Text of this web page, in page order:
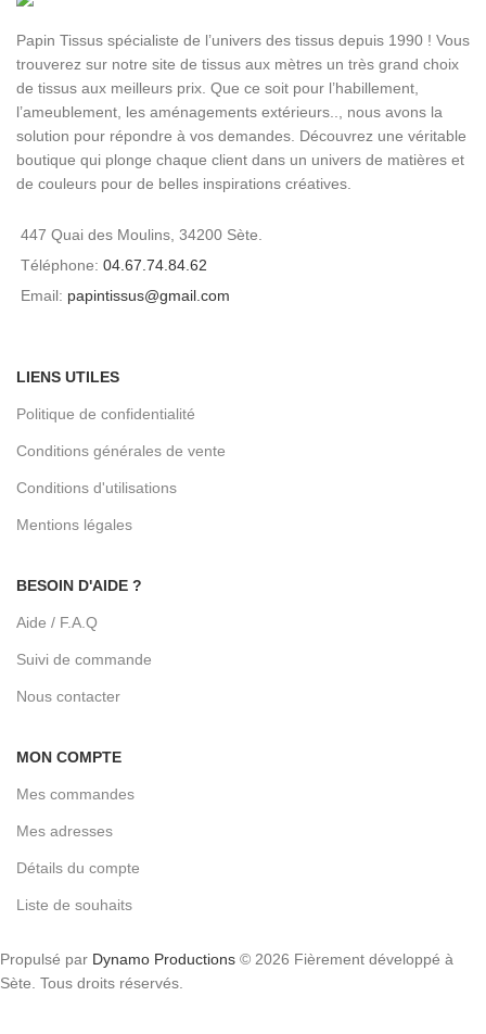
Papin Tissus spécialiste de l’univers des tissus depuis 1990 ! Vous
trouverez sur notre site de tissus aux mètres un très grand choix
de tissus aux meilleurs prix. Que ce soit pour l’habillement,
l’ameublement, les aménagements extérieurs.., nous avons la
solution pour répondre à vos demandes. Découvrez une véritable
boutique qui plonge chaque client dans un univers de matières et
de couleurs pour de belles inspirations créatives.
447 Quai des Moulins, 34200 Sète.
Téléphone: 04.67.74.84.62
Email: papintissus@gmail.com
LIENS UTILES
Politique de confidentialité
Conditions générales de vente
Conditions d'utilisations
Mentions légales
BESOIN D'AIDE ?
Aide / F.A.Q
Suivi de commande
Nous contacter
MON COMPTE
Mes commandes
Mes adresses
Détails du compte
Liste de souhaits
Propulsé par Dynamo Productions © 2026 Fièrement développé à
Sète. Tous droits réservés.